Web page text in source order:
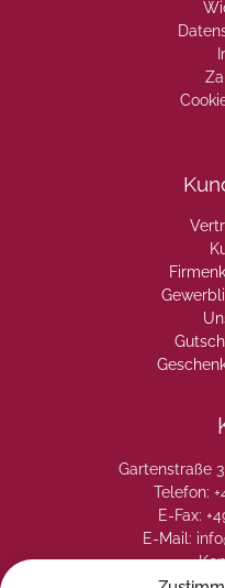
Gartenstraße
Telefon:
E-Fax:
E-Mail: